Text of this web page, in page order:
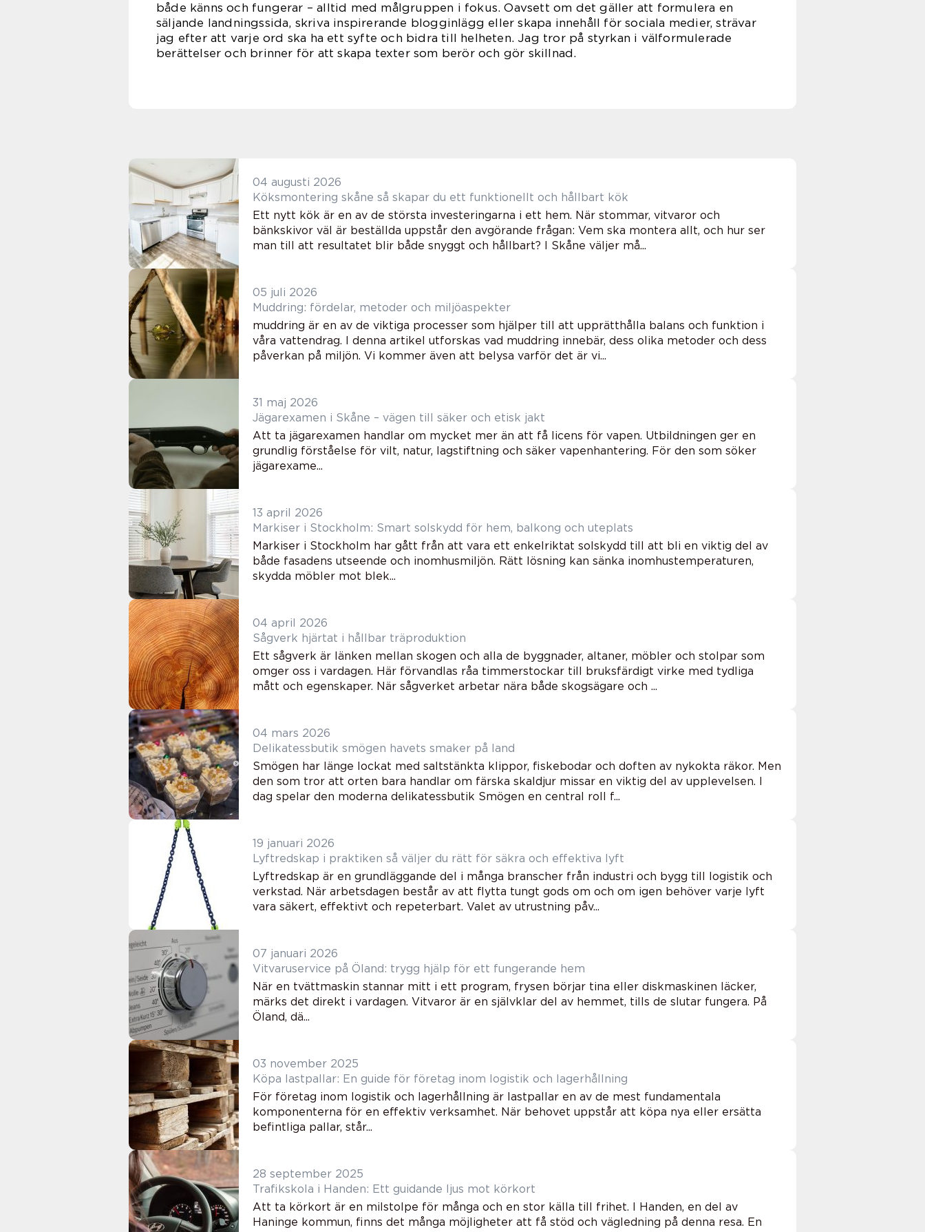
både känns och fungerar – alltid med målgruppen i fokus. Oavsett om det gäller att formulera en
säljande landningssida, skriva inspirerande blogginlägg eller skapa innehåll för sociala medier, strävar
jag efter att varje ord ska ha ett syfte och bidra till helheten. Jag tror på styrkan i välformulerade
berättelser och brinner för att skapa texter som berör och gör skillnad.
04 augusti 2026
Köksmontering skåne så skapar du ett funktionellt och hållbart kök
Ett nytt kök är en av de största investeringarna i ett hem. När stommar, vitvaror och
bänkskivor väl är beställda uppstår den avgörande frågan: Vem ska montera allt, och hur ser
man till att resultatet blir både snyggt och hållbart? I Skåne väljer må...
05 juli 2026
Muddring: fördelar, metoder och miljöaspekter
muddring är en av de viktiga processer som hjälper till att upprätthålla balans och funktion i
våra vattendrag. I denna artikel utforskas vad muddring innebär, dess olika metoder och dess
påverkan på miljön. Vi kommer även att belysa varför det är vi...
31 maj 2026
Jägarexamen i Skåne – vägen till säker och etisk jakt
Att ta jägarexamen handlar om mycket mer än att få licens för vapen. Utbildningen ger en
grundlig förståelse för vilt, natur, lagstiftning och säker vapenhantering. För den som söker
jägarexame...
13 april 2026
Markiser i Stockholm: Smart solskydd för hem, balkong och uteplats
Markiser i Stockholm har gått från att vara ett enkelriktat solskydd till att bli en viktig del av
både fasadens utseende och inomhusmiljön. Rätt lösning kan sänka inomhustemperaturen,
skydda möbler mot blek...
04 april 2026
Sågverk hjärtat i hållbar träproduktion
Ett sågverk är länken mellan skogen och alla de byggnader, altaner, möbler och stolpar som
omger oss i vardagen. Här förvandlas råa timmerstockar till bruksfärdigt virke med tydliga
mått och egenskaper. När sågverket arbetar nära både skogsägare och ...
04 mars 2026
Delikatessbutik smögen havets smaker på land
Smögen har länge lockat med saltstänkta klippor, fiskebodar och doften av nykokta räkor. Men
den som tror att orten bara handlar om färska skaldjur missar en viktig del av upplevelsen. I
dag spelar den moderna delikatessbutik Smögen en central roll f...
19 januari 2026
Lyftredskap i praktiken så väljer du rätt för säkra och effektiva lyft
Lyftredskap är en grundläggande del i många branscher från industri och bygg till logistik och
verkstad. När arbetsdagen består av att flytta tungt gods om och om igen behöver varje lyft
vara säkert, effektivt och repeterbart. Valet av utrustning påv...
07 januari 2026
Vitvaruservice på Öland: trygg hjälp för ett fungerande hem
När en tvättmaskin stannar mitt i ett program, frysen börjar tina eller diskmaskinen läcker,
märks det direkt i vardagen. Vitvaror är en självklar del av hemmet, tills de slutar fungera. På
Öland, dä...
03 november 2025
Köpa lastpallar: En guide för företag inom logistik och lagerhållning
För företag inom logistik och lagerhållning är lastpallar en av de mest fundamentala
komponenterna för en effektiv verksamhet. När behovet uppstår att köpa nya eller ersätta
befintliga pallar, står...
28 september 2025
Trafikskola i Handen: Ett guidande ljus mot körkort
Att ta körkort är en milstolpe för många och en stor källa till frihet. I Handen, en del av
Haninge kommun, finns det många möjligheter att få stöd och vägledning på denna resa. En